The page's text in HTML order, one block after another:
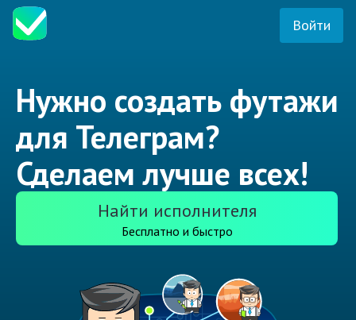
Войти
Нужно создать футажи
для Телеграм?
Сделаем лучше всех!
Найти исполнителя
Бесплатно и быстро